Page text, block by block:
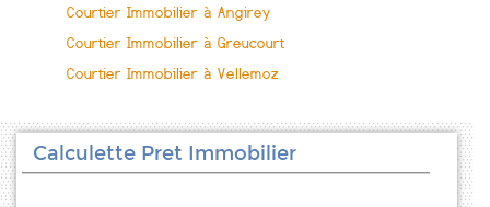
Courtier Immobilier à Angirey
Courtier Immobilier à Greucourt
Courtier Immobilier à Vellemoz
Calculette Pret Immobilier